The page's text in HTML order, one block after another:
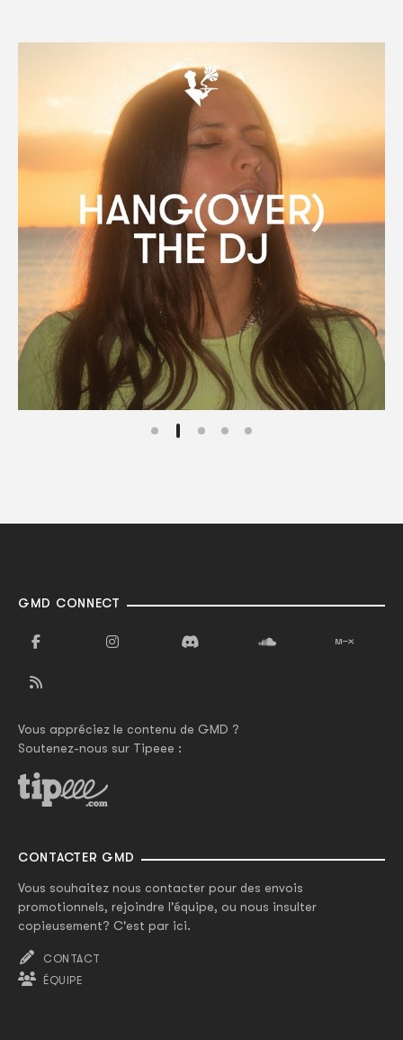
GMD CONNECT
Vous appréciez le contenu de GMD ?
Soutenez-nous sur Tipeee :
CONTACTER GMD
Vous souhaitez nous contacter pour des envois
promotionnels, rejoindre l'équipe, ou nous insulter
copieusement? C'est par ici.
CONTACT
ÉQUIPE